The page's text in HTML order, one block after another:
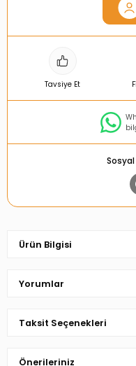
Tavsiye Et
Ürün Bilgisi
Yorumlar
Taksit Seçenekleri
Önerileriniz